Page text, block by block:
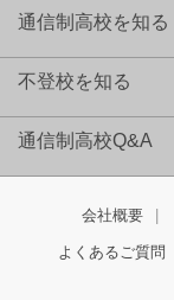
通信制高校を知る
不登校を知る
通信制高校Q&A
会社概要
よくあるご質問